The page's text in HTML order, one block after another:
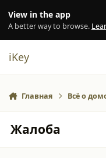
View in the app
A better way to browse.
iKey
Главная Всё о
Жалоба